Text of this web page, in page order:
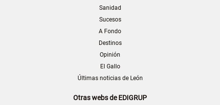
Sanidad
Sucesos
A Fondo
Destinos
Opinión
El Gallo
Últimas noticias de León
Otras webs de EDIGRUP